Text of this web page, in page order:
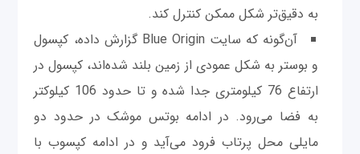
به دقیق‌تر شکل ممکن کنترل کند.
آن‌گونه که سایت Blue Origin گزارش داده، کپسول
و بوستر به شکل عمودی از زمین بلند شده‌اند، کپسول در
ارتفاع 76 کیلومتری جدا شده و تا حدود 106 کیلوکتر
به فضا می‌رود. در ادامه بوتس موشک در حدود دو
مایلی محل پرتاب فرود می‌آید و در ادامه کپسوب با